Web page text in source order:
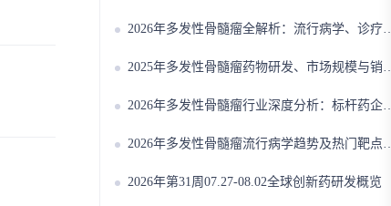
2026年多发性骨髓瘤全解析：流行病学、诊疗及医保政策梳理
2025年多发性骨髓瘤药物研发、市场规模与销售趋势全解析
2026年多发性骨髓瘤行业深度分析：标杆药企案例与技术迭代研判
2026年多发性骨髓瘤流行病学趋势及热门靶点药物市场表现洞察
2026年第31周07.27-08.02全球创新药研发概览